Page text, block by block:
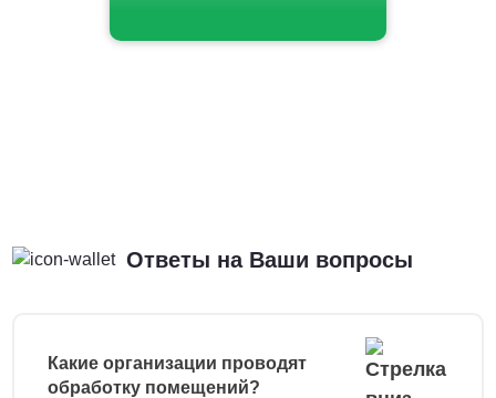
Ответы на Ваши вопросы
Какие организации проводят
обработку помещений?